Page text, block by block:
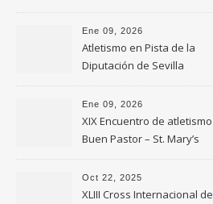
de Sevilla
Ene 09, 2026
Atletismo en Pista de la
Diputación de Sevilla
Ene 09, 2026
XIX Encuentro de atletismo
Buen Pastor – St. Mary’s
Oct 22, 2025
XLIII Cross Internacional de